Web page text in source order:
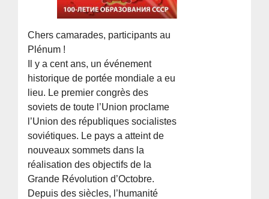
Chers camarades, participants au
Plénum !
Il y a cent ans, un événement
historique de portée mondiale a eu
lieu. Le premier congrès des
soviets de toute l’Union proclame
l’Union des républiques socialistes
soviétiques. Le pays a atteint de
nouveaux sommets dans la
réalisation des objectifs de la
Grande Révolution d’Octobre.
Depuis des siècles, l’humanité